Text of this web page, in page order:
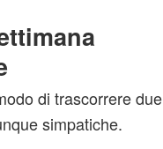
di trascorrere due
simpatiche.